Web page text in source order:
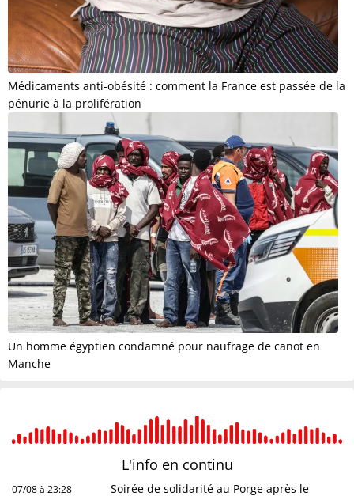
Médicaments anti-obésité : comment la France est passée de la
pénurie à la prolifération
Un homme égyptien condamné pour naufrage de canot en
Manche
L'info en continu
07/08 à 23:28 Soirée de solidarité au Porge après le